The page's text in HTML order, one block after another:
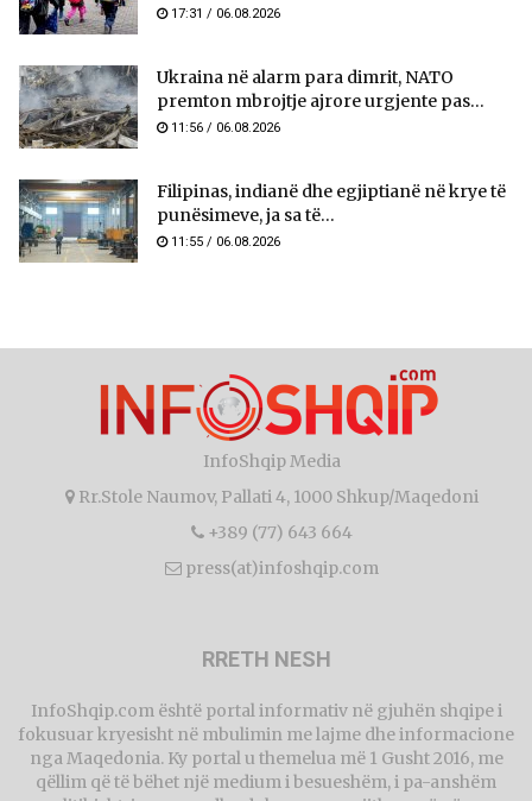
17:31 / 06.08.2026
Ukraina në alarm para dimrit, NATO
premton mbrojtje ajrore urgjente pas...
11:56 / 06.08.2026
Filipinas, indianë dhe egjiptianë në krye të
punësimeve, ja sa të...
11:55 / 06.08.2026
InfoShqip Media
Rr.Stole Naumov, Pallati 4, 1000 Shkup/Maqedoni
+389 (77) 643 664
press(at)infoshqip.com
RRETH NESH
InfoShqip.com është portal informativ në gjuhën shqipe i
fokusuar kryesisht në mbulimin me lajme dhe informacione
nga Maqedonia. Ky portal u themelua më 1 Gusht 2016, me
qëllim që të bëhet një medium i besueshëm, i pa-anshëm